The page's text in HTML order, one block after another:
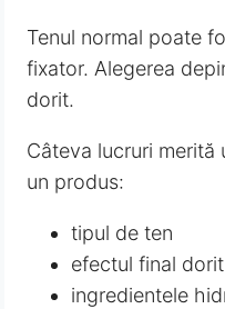
Tenul normal poate
fixator. Alegerea
dorit.
Câteva lucruri merită
un produs:
tipul de ten
efectul final dorit
ingredientele